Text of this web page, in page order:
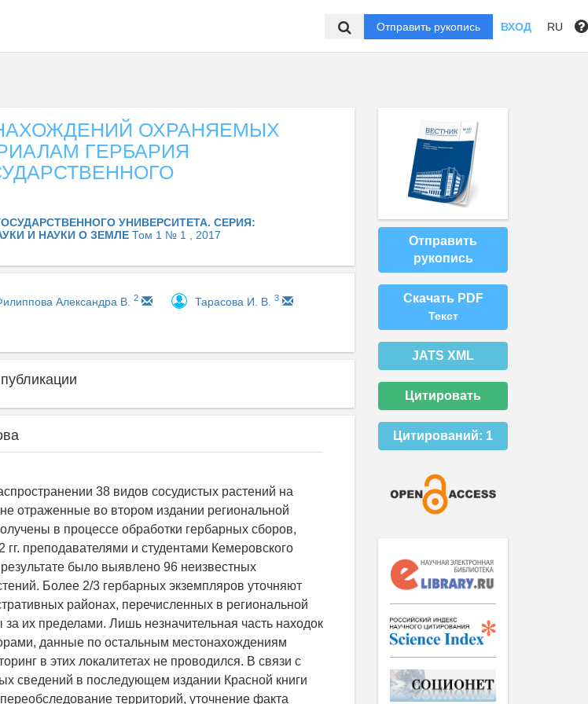
Отправить рукопись ВХОД RU
ОХРАНЯЕМЫХ
ГЕРБАРИЯ
УНИВЕРСИТЕТА. СЕРИЯ:
И НАУКИ О ЗЕМЛЕ Том 1 № 1 , 2017
Александра В. 2 Тарасова И. В. 3
38 видов сосудистых растений на
отраженные во втором издании региональной
в процессе обработки гербарных сборов,
преподавателями и студентами Кемеровского
было выявлено 96 неизвестных
Более 2/3 гербарных экземпляров уточняют
районах, перечисленных в региональной
их пределами. Лишь незначительная часть находок
данные по остальным местонахождениям
в этих локалитетах не проводился. В связи с
сведений в последующем издании Красной книги
территорий, уточнение факта
Отправить
рукопись
Скачать PDF
Текст
JATS XML
Цитировать
Цитирований: 1